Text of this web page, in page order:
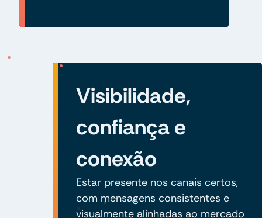
Visibilidade,
confiança e
conexão
Estar presente nos canais certos,
com mensagens consistentes e
visualmente alinhadas ao mercado